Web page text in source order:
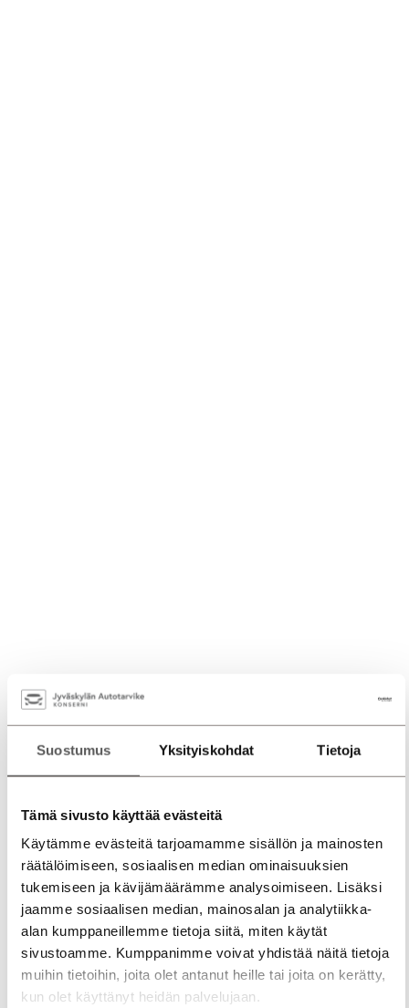
Suostumus Yksityiskohdat Tietoja
Tämä sivusto käyttää evästeitä
Käytämme evästeitä tarjoamamme sisällön ja mainosten
räätälöimiseen, sosiaalisen median ominaisuuksien
tukemiseen ja kävijämäärämme analysoimiseen. Lisäksi
jaamme sosiaalisen median, mainosalan ja analytiikka-
alan kumppaneillemme tietoja siitä, miten käytät
sivustoamme. Kumppanimme voivat yhdistää näitä tietoja
muihin tietoihin, joita olet antanut heille tai joita on kerätty,
kun olet käyttänyt heidän palvelujaan.